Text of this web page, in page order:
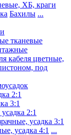
ХБ, краги
Бахилы ...
тканевые
кабеля цветные,
под
2:1
3:1
2:1
усадка 3:1
усадка 4:1 ...